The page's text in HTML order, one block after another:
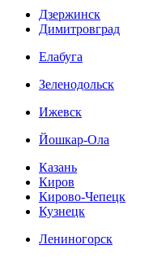
Дзержинск
Димитровград
Елабуга
Зеленодольск
Ижевск
Йошкар-Ола
Казань
Киров
Кирово-Чепецк
Кузнецк
Лениногорск